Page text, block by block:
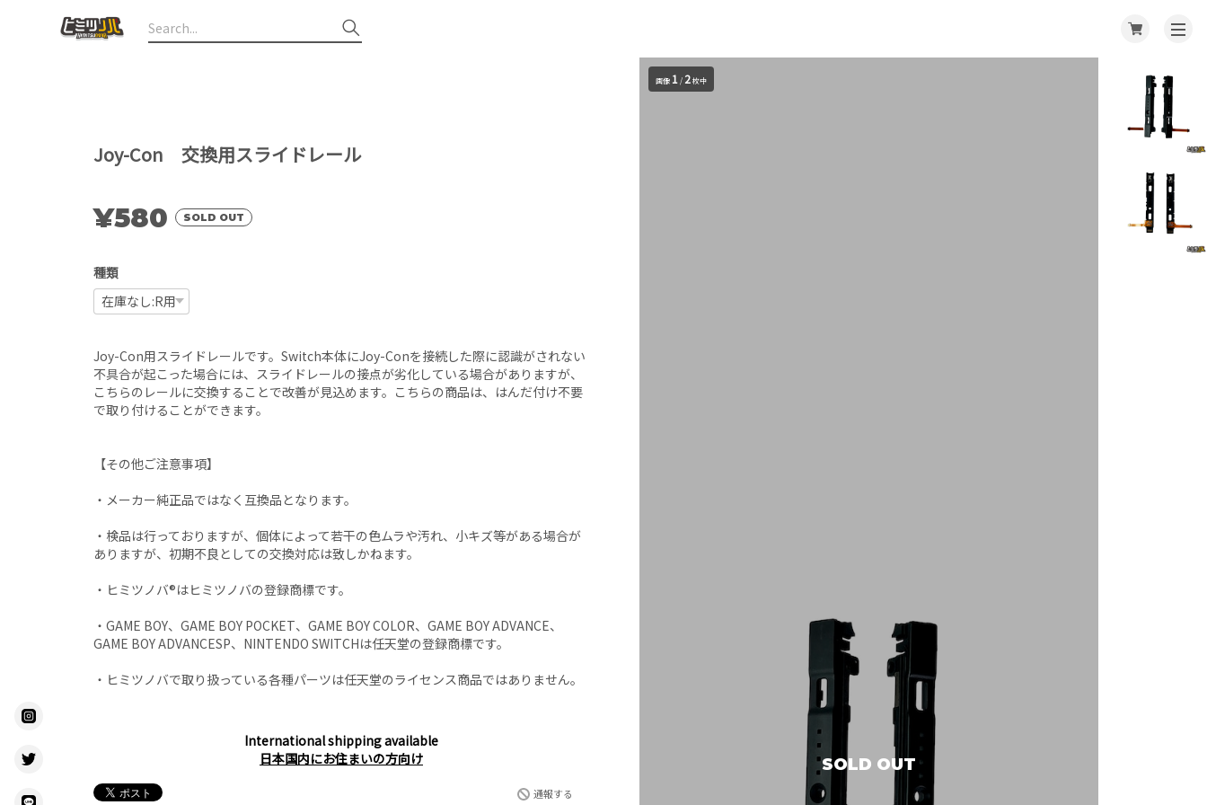
画像 1 / 2枚中
SOLD OUT
Joy-Con 交換用スライドレール
¥580 SOLD OUT
種類
Joy-Con用スライドレールです。Switch本体にJoy-Conを接続した際に認識がされない
不具合が起こった場合には、スライドレールの接点が劣化している場合がありますが、
こちらのレールに交換することで改善が見込めます。こちらの商品は、はんだ付け不要
で取り付けることができます。
【その他ご注意事項】
・メーカー純正品ではなく互換品となります。
・検品は行っておりますが、個体によって若干の色ムラや汚れ、小キズ等がある場合が
ありますが、初期不良としての交換対応は致しかねます。
・ヒミツノバ®はヒミツノバの登録商標です。
・GAME BOY、GAME BOY POCKET、GAME BOY COLOR、GAME BOY ADVANCE、
GAME BOY ADVANCESP、NINTENDO SWITCHは任天堂の登録商標です。
・ヒミツノバで取り扱っている各種パーツは任天堂のライセンス商品ではありません。
International shipping available
日本国内にお住まいの方向け
通報する